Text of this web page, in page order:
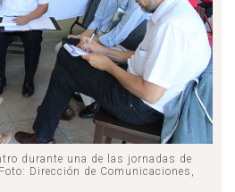
durante una de las jornadas de
Dirección de Comunicaciones,